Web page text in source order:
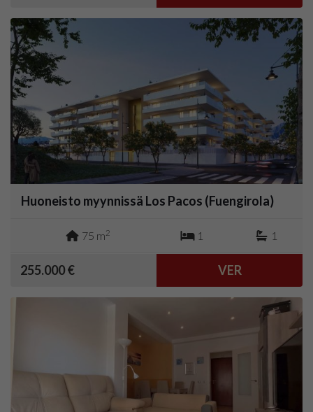
Huoneisto myynnissä Los Pacos (Fuengirola)
75 m2 1 1
255.000 € VER